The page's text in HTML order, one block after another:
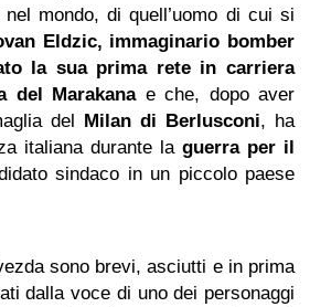
mondo, di quell’uomo di cui si
Eldzic, immaginario bomber
la sua prima rete in carriera
del Marakanae che, dopo aver
del Milan di Berlusconi, ha
italiana durante la guerra per il
sindaco in un piccolo paese
sono brevi, asciutti e in prima
dalla voce di uno dei personaggi